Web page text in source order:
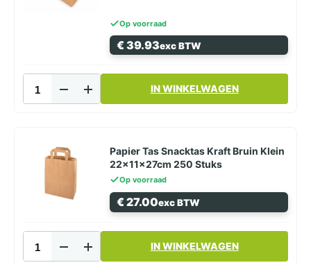
Op voorraad
€39.93exc BTW
Tas
Snacktas
Groot
32x17x28cm
Stuks
IN WINKELWAGEN
Papier Tas Snacktas Kraft Bruin Klein
22x11x27cm 250 Stuks
Op voorraad
€27.00exc BTW
Tas
IN WINKELWAGEN